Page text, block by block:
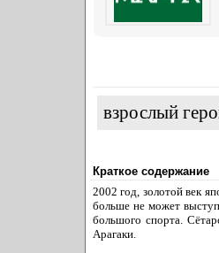
взрослый
Краткое содержание
2002 год, золотой век
больше не может
большого спорта.
Арагаки.